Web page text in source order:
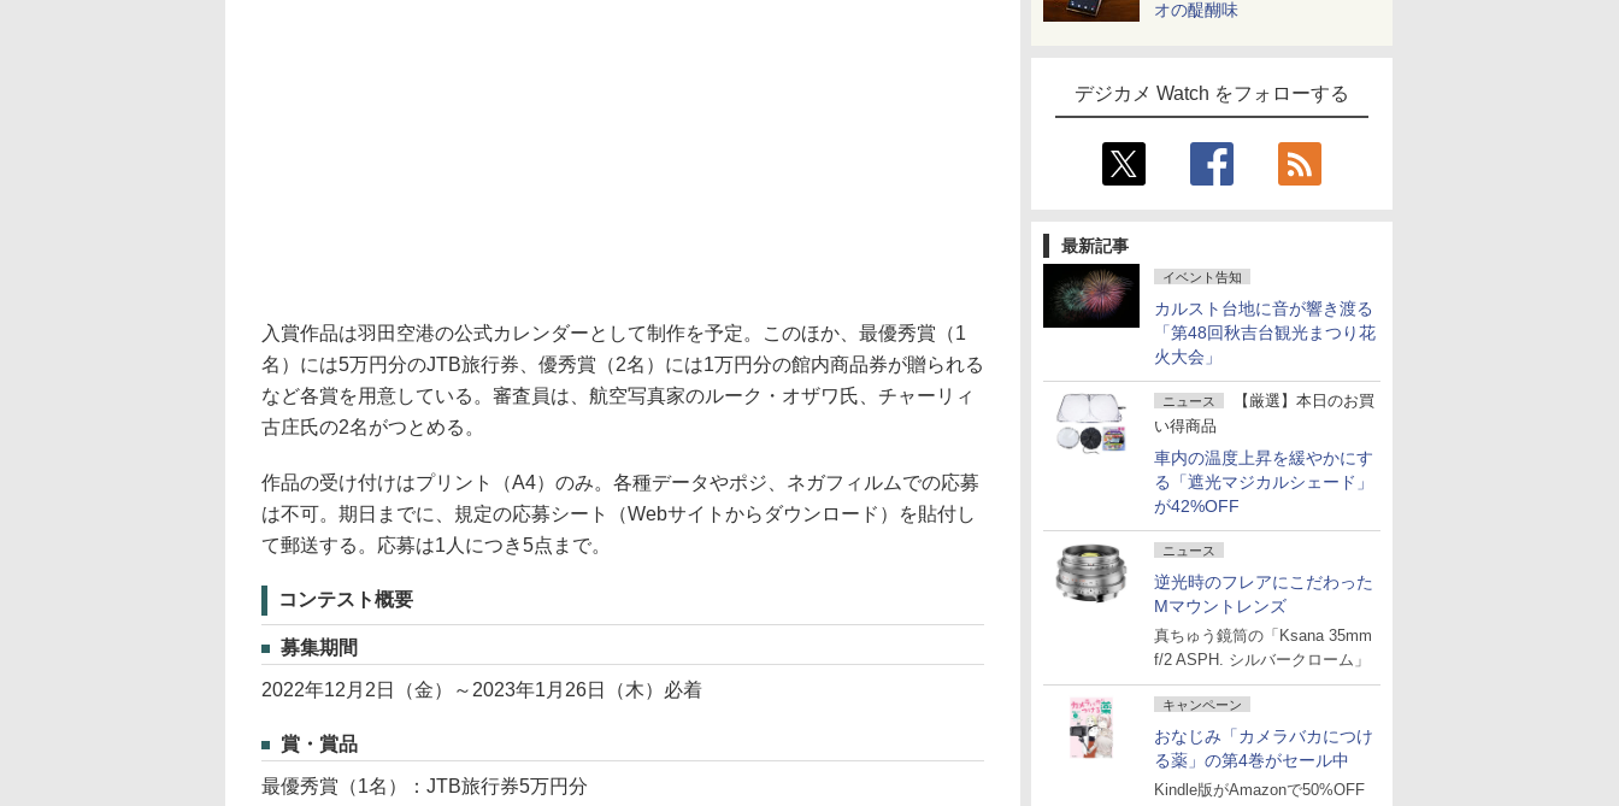
オの醍醐味
デジカメ Watch をフォローする
最新記事
イベント告知
カルスト台地に音が響き渡る
「第48回秋吉台観光まつり花
火大会」
ニュース
【厳選】本日のお買
い得商品
車内の温度上昇を緩やかにす
る「遮光マジカルシェード」
が42%OFF
ニュース
逆光時のフレアにこだわった
Mマウントレンズ
真ちゅう鏡筒の「Ksana 35mm
f/2 ASPH. シルバークローム」
キャンペーン
おなじみ「カメラバカにつけ
る薬」の第4巻がセール中
Kindle版がAmazonで50%OFF
入賞作品は羽田空港の公式カレンダーとして制作を予定。このほか、最優秀賞（1
名）には5万円分のJTB旅行券、優秀賞（2名）には1万円分の館内商品券が贈られる
など各賞を用意している。審査員は、航空写真家のルーク・オザワ氏、チャーリィ
古庄氏の2名がつとめる。
作品の受け付けはプリント（A4）のみ。各種データやポジ、ネガフィルムでの応募
は不可。期日までに、規定の応募シート（Webサイトからダウンロード）を貼付し
て郵送する。応募は1人につき5点まで。
コンテスト概要
募集期間
2022年12月2日（金）～2023年1月26日（木）必着
賞・賞品
最優秀賞（1名）：JTB旅行券5万円分